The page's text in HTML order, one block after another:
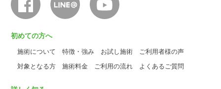
初めての方へ
施術について 特徴・強み お試し施術
ご利用者様の声
対象となる方
施術料金 ご利用の流れ よくあるご質問